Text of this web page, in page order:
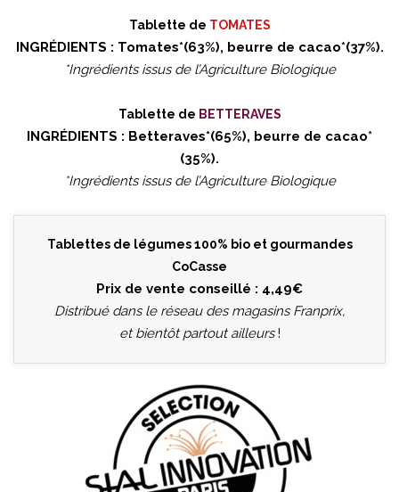
Tablette de TOMATES
INGRÉDIENTS : Tomates*(63%), beurre de cacao*(37%).
*Ingrédients issus de l’Agriculture Biologique
Tablette de BETTERAVES
INGRÉDIENTS : Betteraves*(65%), beurre de cacao*
(35%).
*Ingrédients issus de l’Agriculture Biologique
Tablettes de légumes 100% bio et gourmandes
CoCasse
Prix de vente conseillé : 4,49€
Distribué dans le réseau des magasins Franprix,
et bientôt partout ailleurs!